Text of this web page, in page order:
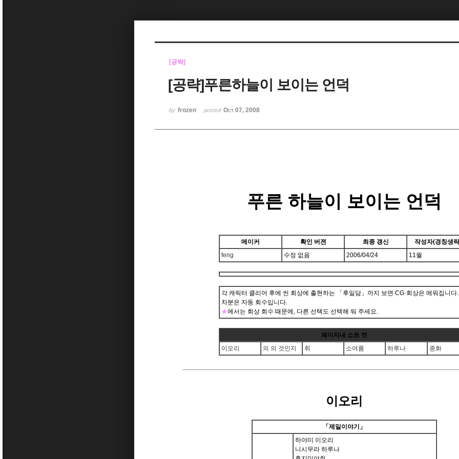
[공략]
[공략]푸른하늘이 보이는 언덕
by frozen posted Oct 07, 2008
푸른 하늘이 보이는 언덕
메이커 확인 버젼 최종 갱신
작성자(경칭생
feng
수정 없음 2006/04/24 11월
각 캐릭터 클리어 후에 씬 회상에 출현하는 「후일담」까지 보면 CG·회상은 메워집니다.
차분은 자동 회수입니다.
★에서는 회상 회수 때문에, 다른 선택도 선택해 둬 주세요.
페이지내 쇼트 컷
이오리
의 의 것인지 취 소여름 하루나 종화
이오리
「제일이야기」
하야미 이오리
니시무라 하루나
Sketchbook5, 스케치북5
Sketchbook5, 스케치북5